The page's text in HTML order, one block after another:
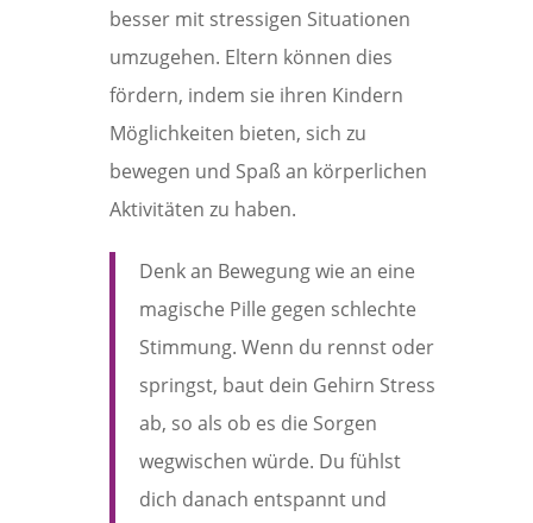
besser mit stressigen Situationen
umzugehen. Eltern können dies
fördern, indem sie ihren Kindern
Möglichkeiten bieten, sich zu
bewegen und Spaß an körperlichen
Aktivitäten zu haben.
Denk an Bewegung wie an eine
magische Pille gegen schlechte
Stimmung. Wenn du rennst oder
springst, baut dein Gehirn Stress
ab, so als ob es die Sorgen
wegwischen würde. Du fühlst
dich danach entspannt und